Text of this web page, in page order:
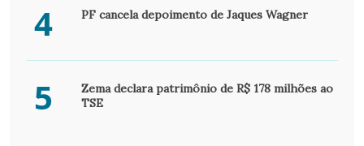
4 PF cancela depoimento de Jaques Wagner
5
Zema declara patrimônio de R$ 178 milhões ao
TSE